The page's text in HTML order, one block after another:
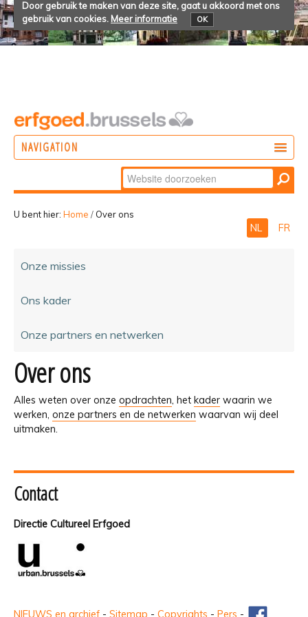
Door gebruik te maken van deze site, gaat u akkoord met ons
gebruik van cookies. Meer informatie OK
NAVIGATION
Zoek
Geavanceerd
U bent hier: Home / Over ons
NL FR
Onze missies
Ons kader
Onze partners en netwerken
Over ons
Alles weten over onze opdrachten, het kader waarin we
werken, onze partners en de netwerken waarvan wij deel
uitmaken.
Contact
Directie Cultureel Erfgoed
NIEUWS en archief - Sitemap - Copyrights - Pers -